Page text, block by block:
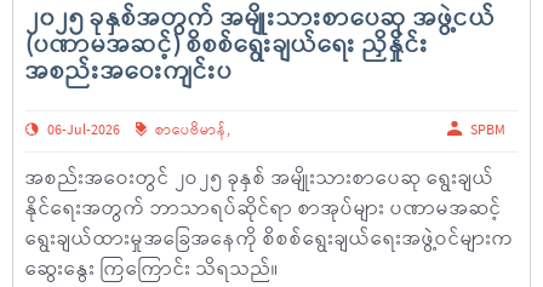
၂၀၂၅ ခုနှစ်အတွက် အမျိုးသားစာပေဆု အဖွဲ့ငယ်
(ပဏာမအဆင့်) စိစစ်ရွေးချယ်ရေး ညှိနှိုင်း
အစည်းအဝေးကျင်းပ
06-Jul-2026 စာပေဗိမာန်, SPBM
အစည်းအဝေးတွင် ၂ဝ၂၅ ခုနှစ် အမျိုးသားစာပေဆု ရွေးချယ်
နိုင်ရေးအတွက် ဘာသာရပ်ဆိုင်ရာ စာအုပ်များ ပဏာမအဆင့်
ရွေးချယ်ထားမှုအခြေအနေကို စိစစ်ရွေးချယ်ရေးအဖွဲ့ဝင်များက
ဆွေးနွေး ကြကြောင်း သိရသည်။